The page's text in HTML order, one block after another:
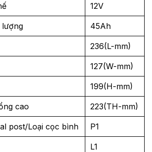
12V
lượng 45Ah
236(L-mm)
127(W-mm)
199(H-mm)
cao 223(TH-mm)
post/Loại cọc bình P1
L1